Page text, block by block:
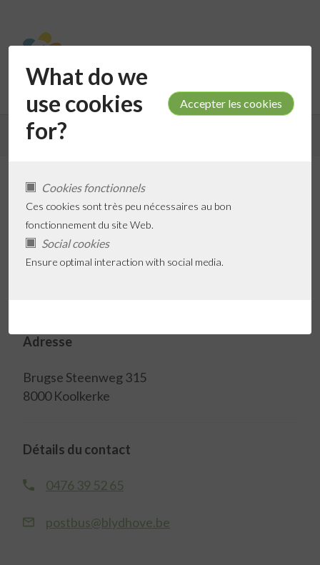
What do we
use cookies
for?
Cookies fonctionnels
Ces cookies sont très peu nécessaires au bon
fonctionnement du site Web.
Social cookies
Ensure optimal interaction with social media.
Retour aux résultats de recherche
Blydhove De Smalle
Adresse
Brugse Steenweg 315
8000 Koolkerke
Détails du contact
0476 39 52 65
postbus@blydhove.be